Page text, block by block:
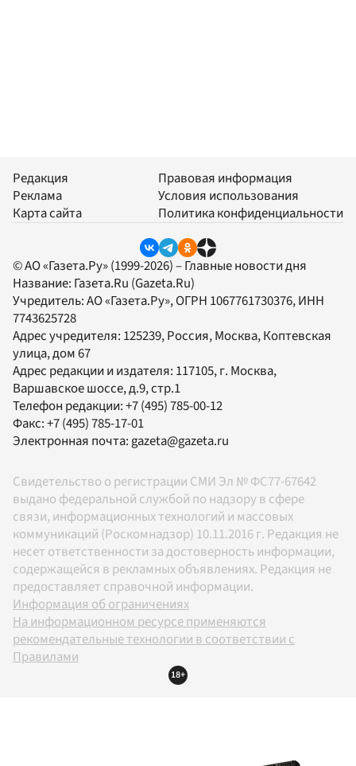
Редакция
Реклама
Карта сайта
Правовая информация
Условия использования
Политика конфиденциальности
© АО «Газета.Ру» (1999-2026) – Главные новости дня
Название: Газета.Ru (Gazeta.Ru)
Учредитель:АО «Газета.Ру», ОГРН 1067761730376, ИНН
7743625728
Адрес учредителя: 125239, Россия, Москва, Коптевская
улица, дом 67
Адрес редакции и издателя: 117105, г. Москва,
Варшавское шоссе, д.9, стр.1
Телефон редакции:+7 (495) 785-00-12
Факс:+7 (495) 785-17-01
Электронная почта:gazeta@gazeta.ru
Свидетельство о регистрации СМИ Эл № ФС77-67642
выдано федеральной службой по надзору в сфере
связи, информационных технологий и массовых
коммуникаций (Роскомнадзор) 10.11.2016 г. Редакция не
несет ответственности за достоверность информации,
содержащейся в рекламных объявлениях. Редакция не
предоставляет справочной информации.
Информация об ограничениях
На информационном ресурсе применяются
рекомендательные технологии в соответствии с
Правилами
18+